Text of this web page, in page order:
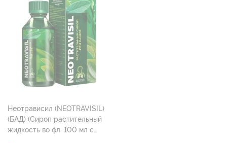
Неотрависил (NEOTRAVISIL)
(БАД) (Сироп растительный
жидкость во фл. 100 мл с